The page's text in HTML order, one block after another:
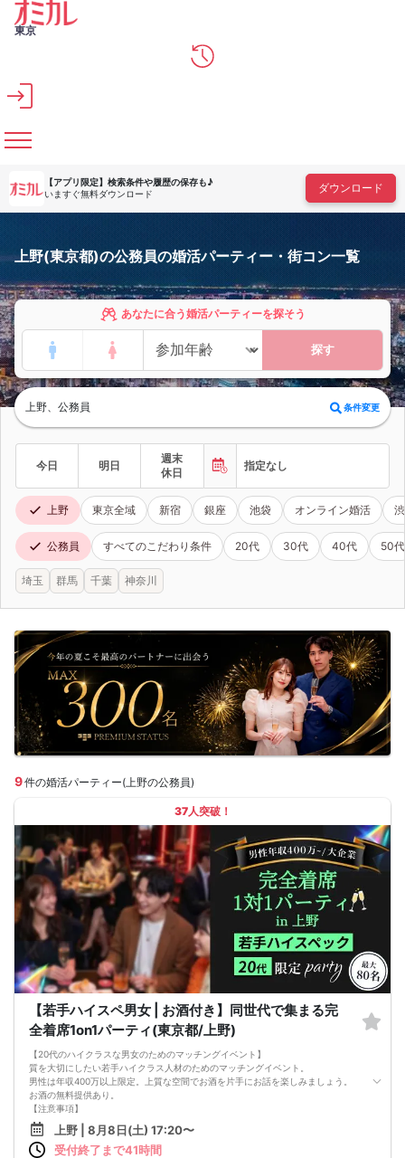
メインコンテンツへスキップ
東京
【アプリ限定】 検索条件や履歴の保存も♪
いますぐ無料ダウンロード
ダウンロード
上野(東京都)の公務員の婚活パーティー・街コン一覧
あなたに合う婚活パーティーを探そう
探す
上野、公務員 条件変更
今日 明日
週末
休日
指定なし
上野 東京全域 新宿 銀座 池袋 オンライン婚活
公務員 すべてのこだわり条件 20代 30代 40代 50代
埼玉 群馬 千葉 神奈川
9件の婚活パーティー(上野の公務員)
37人突破！
【若手ハイスペ男女 | お酒付き】同世代で集まる完
全着席1on1パーティ(東京都/上野)
【20代のハイクラスな男女のためのマッチングイベント】
質を大切にしたい若手ハイクラス人材のためのマッチングイベント。
男性は年収400万以上限定。上質な空間でお酒を片手にお話を楽しみましょう。
お酒の無料提供あり。
【注意事項】
■当日の持ち物
・公的身分証明書 ※ご提示いただけない方はご参加いただけません
■留意事項
上野 | 8月8日(土) 17:20〜
受付終了まで41時間